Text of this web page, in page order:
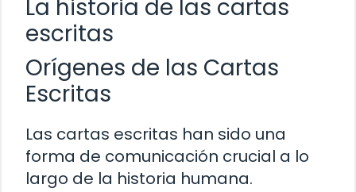
La historia de las cartas
escritas
Orígenes de las Cartas
Escritas
Las cartas escritas han sido una
forma de comunicación crucial a lo
largo de la historia humana.